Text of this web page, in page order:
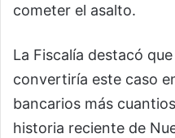
cometer el asalto.
La Fiscalía destacó
convertiría este caso
bancarios más
historia reciente de